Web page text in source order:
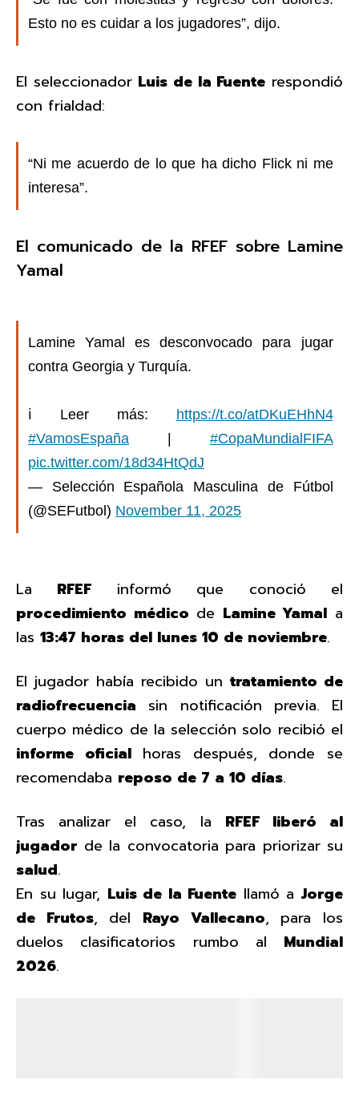
Esto no es cuidar a los jugadores”, dijo.
El seleccionador Luis de la Fuente respondió
con frialdad:
“Ni me acuerdo de lo que ha dicho Flick ni me
interesa”.
El comunicado de la RFEF sobre Lamine
Yamal
Lamine Yamal es desconvocado para jugar
contra Georgia y Turquía.
ℹ️ Leer más:
https://t.co/atDKuEHhN4
#VamosEspaña
#CopaMundialFIFA
pic.twitter.com/18d34HtQdJ
— Selección Española Masculina de Fútbol
(@SEFutbol) November 11, 2025
La RFEF informó que conoció el
procedimiento médico de Lamine Yamal a
las 13:47 horas del lunes 10 de noviembre.
El jugador había recibido un tratamiento de
radiofrecuencia sin notificación previa. El
cuerpo médico de la selección solo recibió el
informe oficialhoras después, donde se
recomendaba reposo de 7 a 10 días.
Tras analizar el caso, la RFEF liberó al
jugador de la convocatoria para priorizar su
salud.
En su lugar, Luis de la Fuente llamó aJorge
de Frutos, del Rayo Vallecano, para los
duelos clasificatorios rumbo al Mundial
2026.